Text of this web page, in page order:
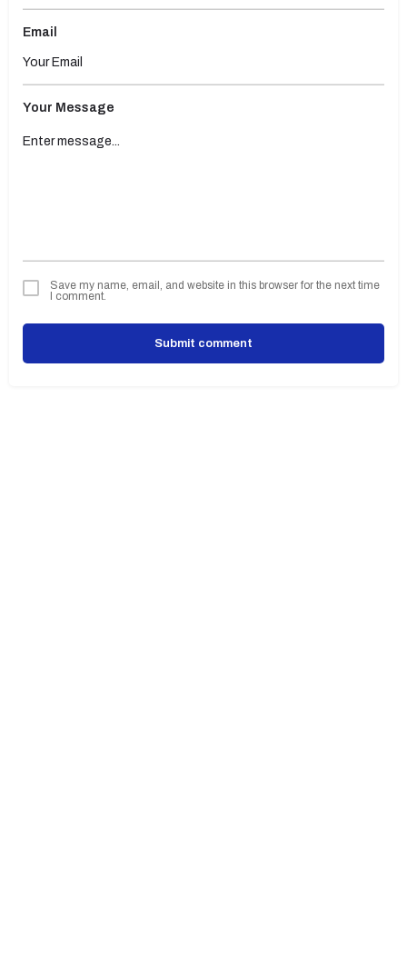
Email
Your Message
Save my name, email, and website in this browser for the next time
I comment.
Submit comment